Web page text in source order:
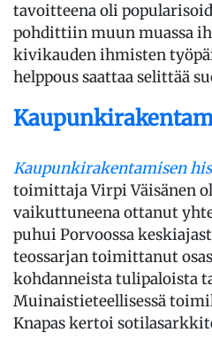
tavoitteena oli
pohdittiin muun muassa
kivikauden ihmisten
helppous saattaa selittää
Kaupunkirakentamisen
toimittaja Virpi Väisänen
vaikuttuneena ottanut
puhui Porvoossa
teossarjan toimittanut
kohdanneista tulipaloista
Muinaistieteellisessä
Knapas kertoi